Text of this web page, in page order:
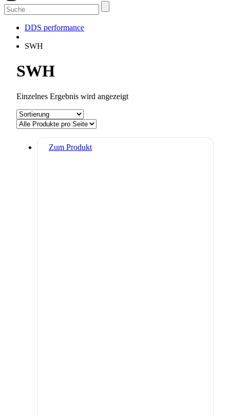
Suchen
nach:
DDS performance
SWH
SWH
Einzelnes Ergebnis wird angezeigt
Zum Produkt